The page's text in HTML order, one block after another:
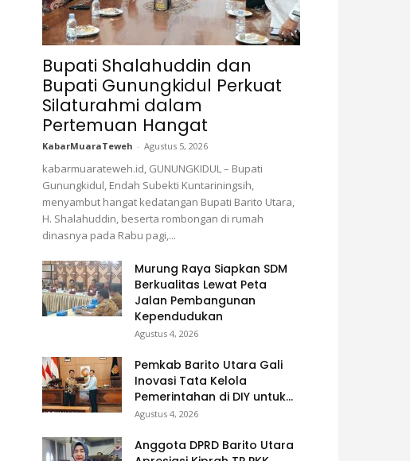
Bupati Shalahuddin dan
Bupati Gunungkidul Perkuat
Silaturahmi dalam
Pertemuan Hangat
KabarMuaraTeweh - Agustus 5, 2026
kabarmuarateweh.id, GUNUNGKIDUL – Bupati
Gunungkidul, Endah Subekti Kuntariningsih,
menyambut hangat kedatangan Bupati Barito Utara,
H. Shalahuddin, beserta rombongan di rumah
dinasnya pada Rabu pagi,...
Murung Raya Siapkan SDM
Berkualitas Lewat Peta
Jalan Pembangunan
Kependudukan
Agustus 4, 2026
Pemkab Barito Utara Gali
Inovasi Tata Kelola
Pemerintahan di DIY untuk...
Agustus 4, 2026
Anggota DPRD Barito Utara